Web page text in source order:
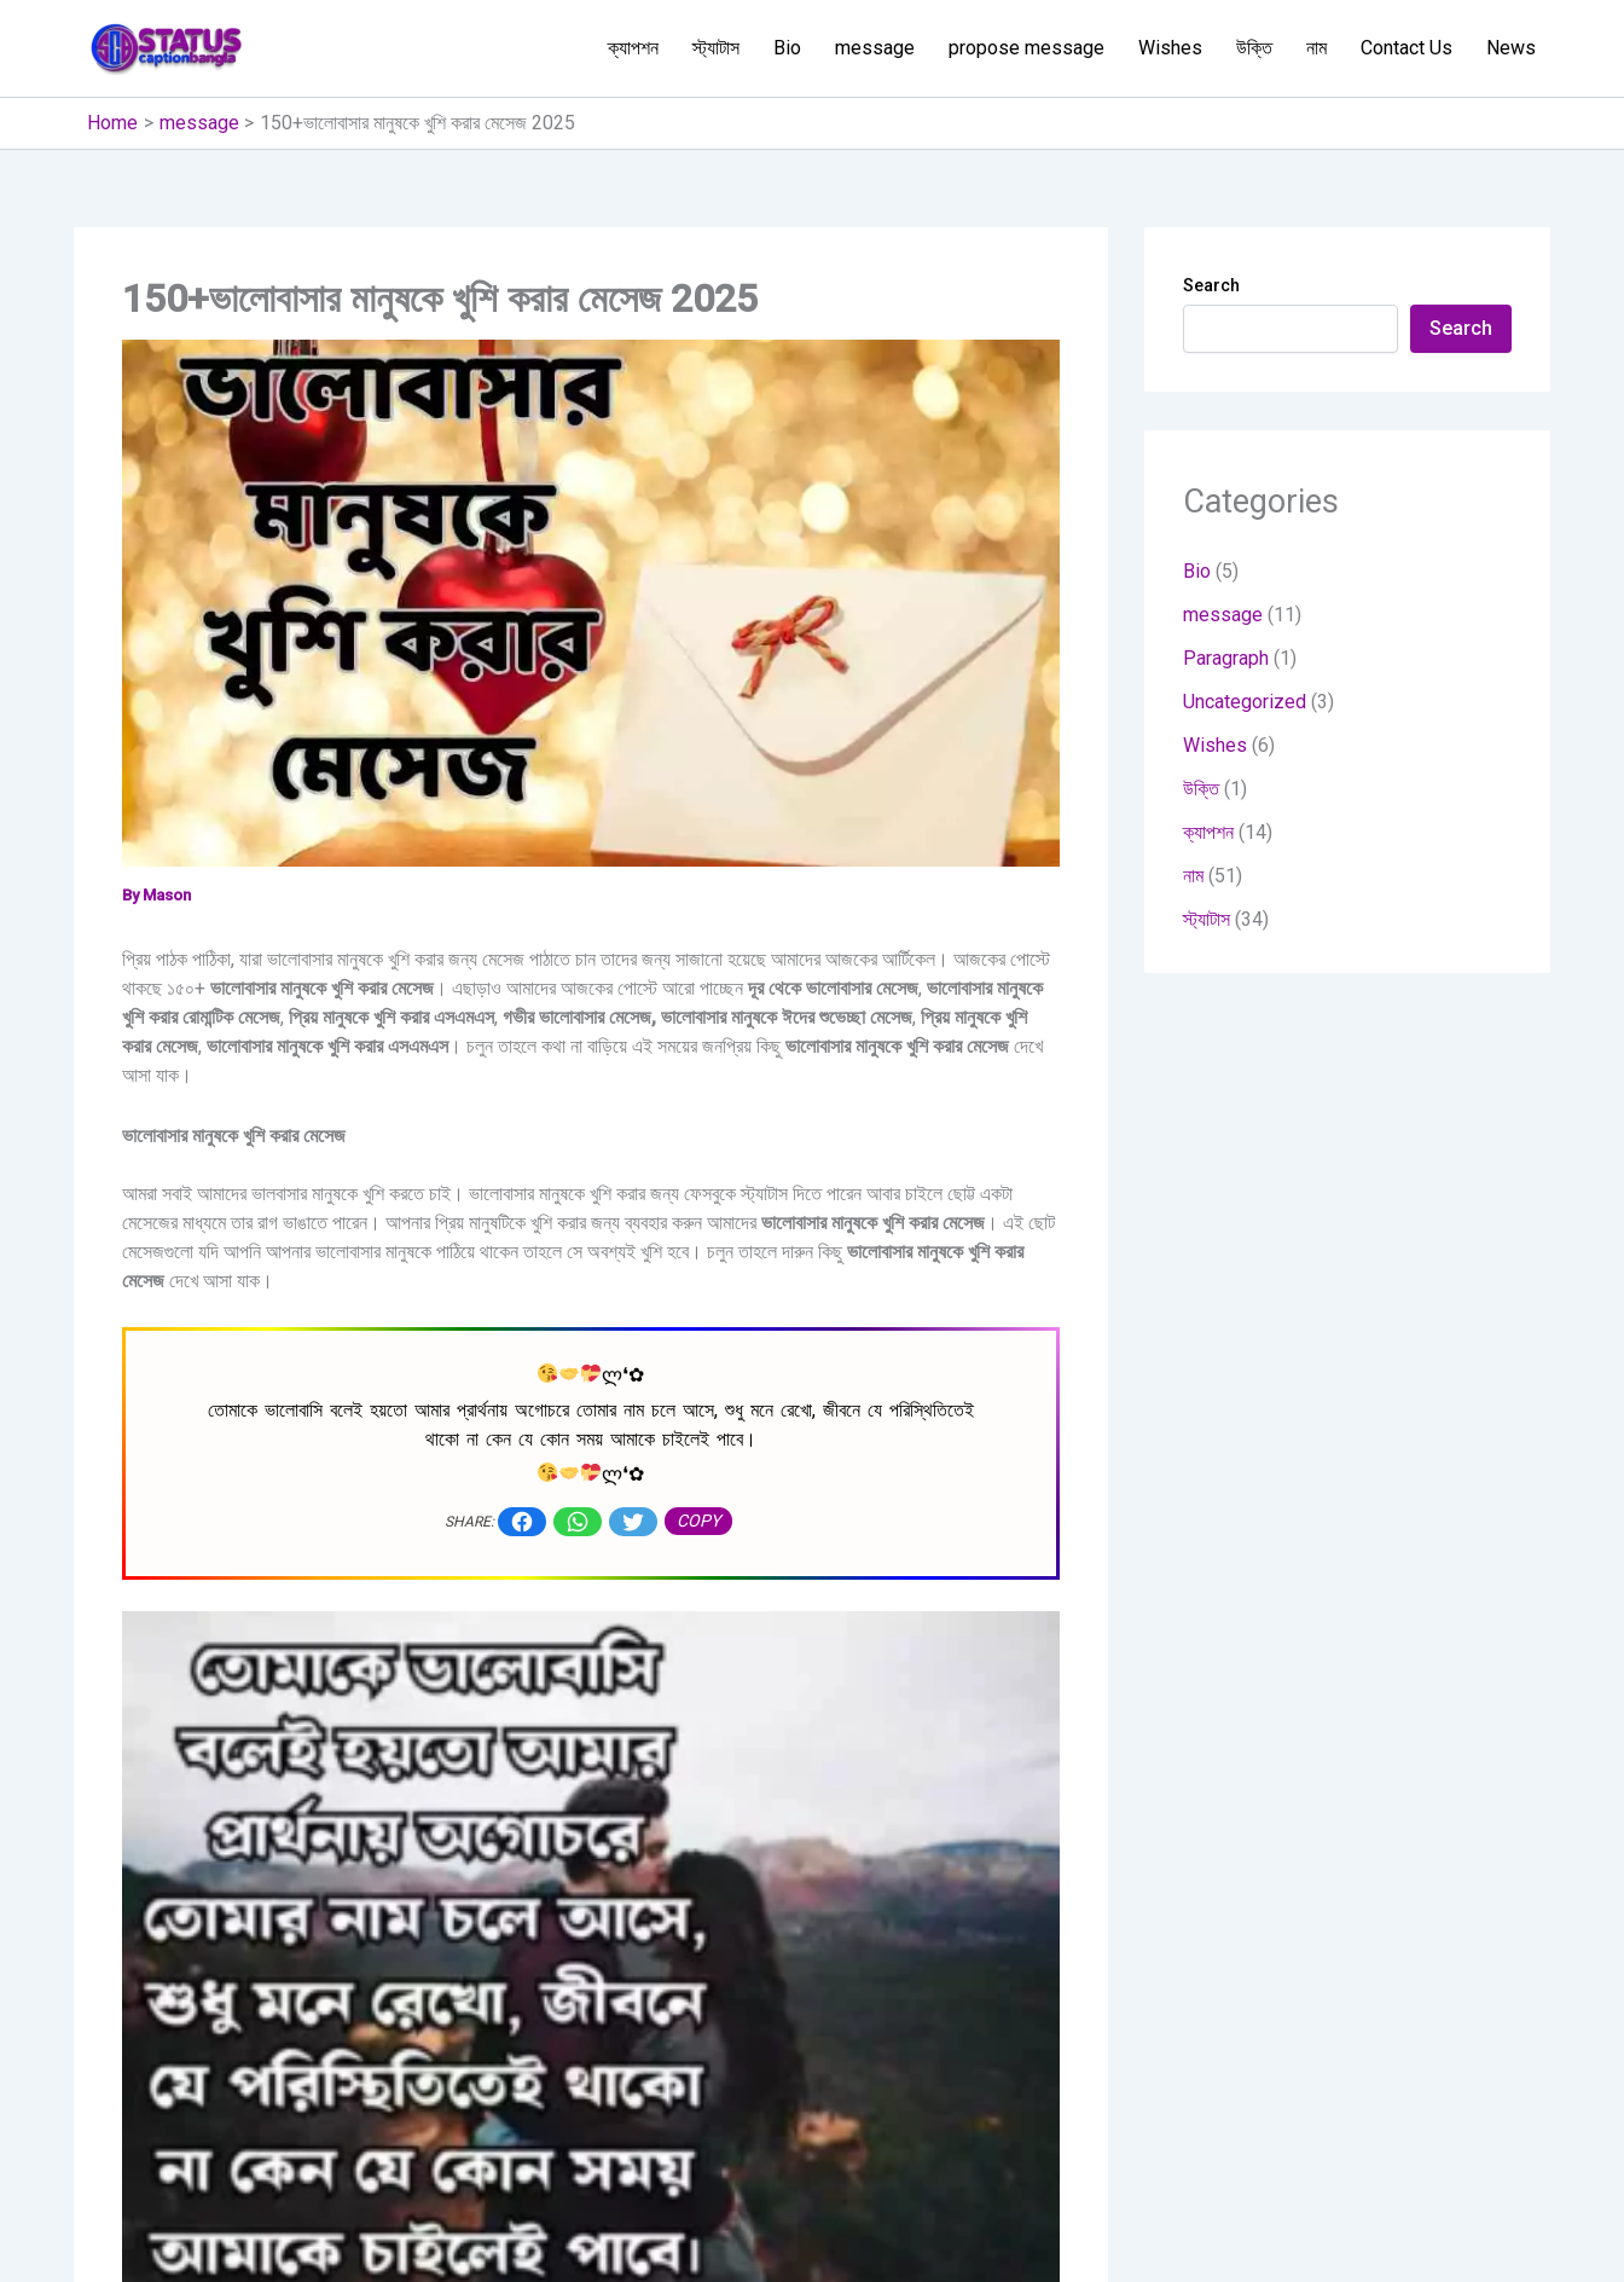
ক্যাপশন স্ট্যাটাস Bio message propose message Wishes উক্তি নাম Contact Us News
Home message 150+ভালোবাসার মানুষকে খুশি করার মেসেজ 2025
150+ভালোবাসার মানুষকে খুশি করার মেসেজ 2025
By Mason
প্রিয় পাঠক পাঠিকা, যারা ভালোবাসার মানুষকে খুশি করার জন্য মেসেজ পাঠাতে চান তাদের জন্য সাজানো হয়েছে আমাদের আজকের আর্টিকেল। আজকের পোস্টে
থাকছে ১৫০+ ভালোবাসার মানুষকে খুশি করার মেসেজ। এছাড়াও আমাদের আজকের পোস্টে আরো পাচ্ছেনদূর থেকে ভালোবাসার মেসেজ, ভালোবাসার মানুষকে
খুশি করার রোমান্টিক মেসেজ, প্রিয় মানুষকে খুশি করার এসএমএস, গভীর ভালোবাসার মেসেজ, ভালোবাসার মানুষকে ঈদের শুভেচ্ছা মেসেজ, প্রিয় মানুষকে খুশি
করার মেসেজ, ভালোবাসার মানুষকে খুশি করার এসএমএস। চলুন তাহলে কথা না বাড়িয়ে এই সময়ের জনপ্রিয় কিছুভালোবাসার মানুষকে খুশি করার মেসেজদেখে
আসা যাক।
ভালোবাসার মানুষকে খুশি করার মেসেজ
আমরা সবাই আমাদের ভালবাসার মানুষকে খুশি করতে চাই। ভালোবাসার মানুষকে খুশি করার জন্য ফেসবুকে স্ট্যাটাস দিতে পারেন আবার চাইলে ছোট্ট একটা
মেসেজের মাধ্যমে তার রাগ ভাঙাতে পারেন। আপনার প্রিয় মানুষটিকে খুশি করার জন্য ব্যবহার করুন আমাদেরভালোবাসার মানুষকে খুশি করার মেসেজ। এই ছোট
মেসেজগুলো যদি আপনি আপনার ভালোবাসার মানুষকে পাঠিয়ে থাকেন তাহলে সে অবশ্যই খুশি হবে। চলুন তাহলে দারুন কিছু ভালোবাসার মানুষকে খুশি করার
মেসেজদেখে আসা যাক।
ლ❛✿
তোমাকে ভালোবাসি বলেই হয়তো আমার প্রার্থনায় অগোচরে তোমার নাম চলে আসে, শুধু মনে রেখো, জীবনে যে পরিস্থিতিতেই
থাকো না কেন যে কোন সময় আমাকে চাইলেই পাবে।
ლ❛✿
SHARE: COPY
Search
Search
Categories
Bio(5)
message(11)
Paragraph(1)
Uncategorized(3)
Wishes (6)
উক্তি(1)
ক্যাপশন(14)
নাম(51)
স্ট্যাটাস(34)